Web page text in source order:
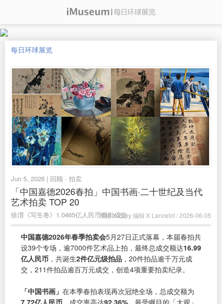
每日环球展览
Jun 5, 2026 | 回顾 · 拍卖
「中国嘉德2026春拍」中国书画·二十世纪及当代
艺术拍卖 TOP 20
徐渭《写生卷》1.0465亿人民币领衔成交撰稿 X Zoey 编辑 X Lancelot / 2026-06-05
中国嘉德2026年春季拍卖会5月27日正式落幕，本届春拍共
设39个专场，逾7000件艺术品上拍，最终总成交额达16.99
亿人民币 ，共诞生2件亿元级拍品 ，20件拍品逾千万元成
交，211件拍品逾百万元成交，创造4项重要拍卖纪录。
「中国书画」 在本季春拍表现再次冠绝全场，总成交额为